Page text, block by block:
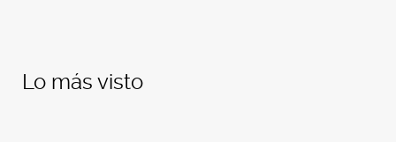
Lo más visto